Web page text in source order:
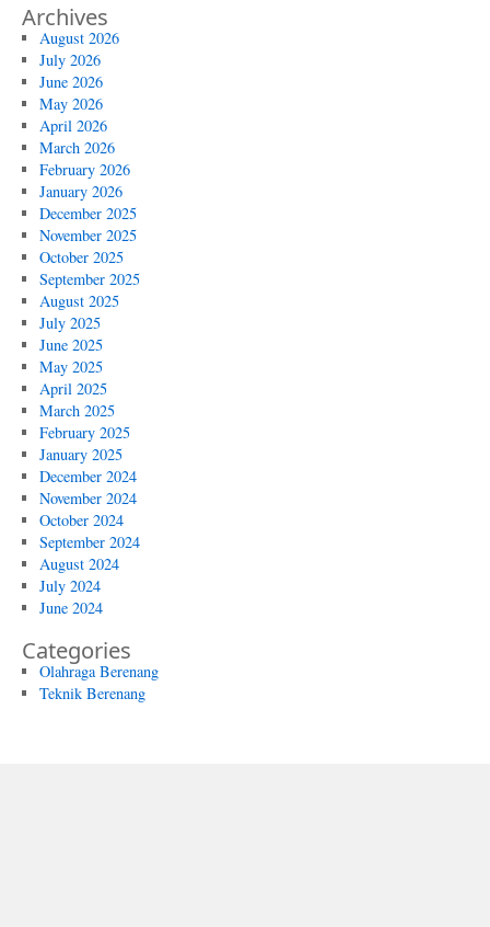
Archives
August 2026
July 2026
June 2026
May 2026
April 2026
March 2026
February 2026
January 2026
December 2025
November 2025
October 2025
September 2025
August 2025
July 2025
June 2025
May 2025
April 2025
March 2025
February 2025
January 2025
December 2024
November 2024
October 2024
September 2024
August 2024
July 2024
June 2024
Categories
Olahraga Berenang
Teknik Berenang